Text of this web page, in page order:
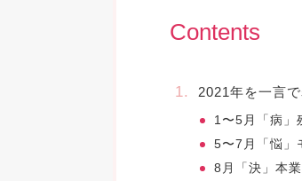
Contents
2021年を一言で
1〜5月「病」
5〜7月「悩」
8月「決」本